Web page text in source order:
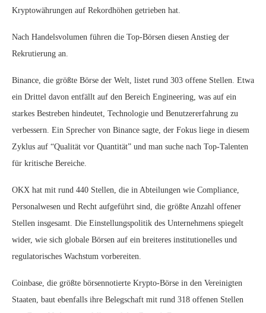
Kryptowährungen auf Rekordhöhen getrieben hat.
Nach Handelsvolumen führen die Top-Börsen diesen Anstieg der
Rekrutierung an.
Binance, die größte Börse der Welt, listet rund 303 offene Stellen. Etwa
ein Drittel davon entfällt auf den Bereich Engineering, was auf ein
starkes Bestreben hindeutet, Technologie und Benutzererfahrung zu
verbessern. Ein Sprecher von Binance sagte, der Fokus liege in diesem
Zyklus auf “Qualität vor Quantität” und man suche nach Top-Talenten
für kritische Bereiche.
OKX hat mit rund 440 Stellen, die in Abteilungen wie Compliance,
Personalwesen und Recht aufgeführt sind, die größte Anzahl offener
Stellen insgesamt. Die Einstellungspolitik des Unternehmens spiegelt
wider, wie sich globale Börsen auf ein breiteres institutionelles und
regulatorisches Wachstum vorbereiten.
Coinbase, die größte börsennotierte Krypto-Börse in den Vereinigten
Staaten, baut ebenfalls ihre Belegschaft mit rund 318 offenen Stellen